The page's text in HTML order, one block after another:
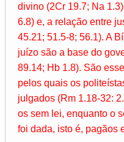
divino (2Cr 19.7; Na
6.8) e, a relação entre
45.21; 51.5-8; 56.1). A
juízo são a base do
89.14; Hb 1.8). São
pelos quais os
julgados (Rm 1.18-32:
os sem lei, enquanto o
foi dada, isto é, pagãos